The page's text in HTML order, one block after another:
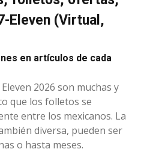
Eleven (Virtual,
en artículos de cada
2026 son muchas y
que los folletos se
entre los mexicanos. La
diversa, pueden ser
o hasta meses.